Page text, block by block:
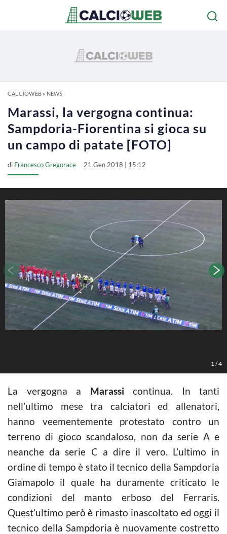
CALCIOWEB» NEWS
Marassi, la vergogna continua:
Sampdoria-Fiorentina si gioca su
un campo di patate [FOTO]
di Francesco Gregorace 21 Gen 2018 | 15:12
1 /4
La vergogna a Marassi continua. In tanti
nell’ultimo mese tra calciatori ed allenatori,
hanno veementemente protestato contro un
terreno di gioco scandaloso, non da serie A e
neanche da serie C a dire il vero. L’ultimo in
ordine di tempo è stato il tecnico della Sampdoria
Giamapolo il quale ha duramente criticato le
condizioni del manto erboso del Ferraris.
Quest’ultimo però è rimasto inascoltato ed oggi il
tecnico della Sampdoria è nuovamente costretto